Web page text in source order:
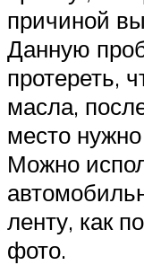
причиной
Данную
протереть,
масла,
место
Можно
ленту, как
фото.